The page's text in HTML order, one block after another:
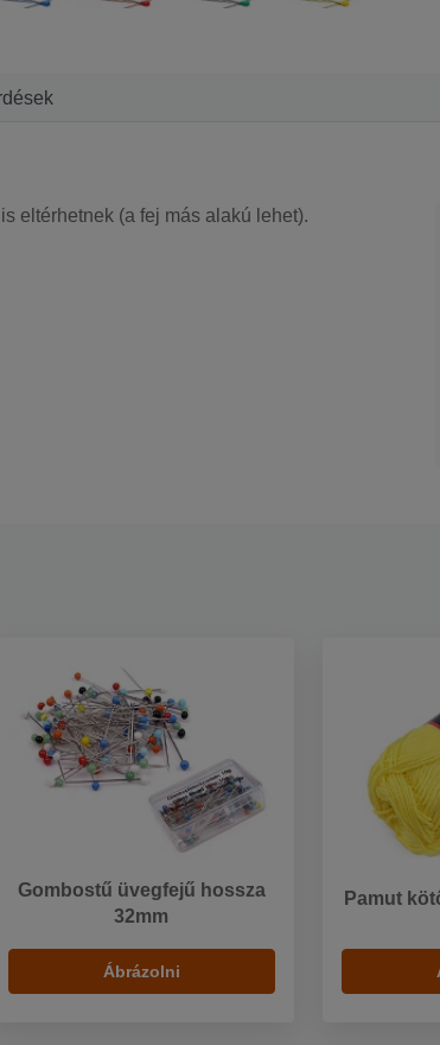
eltérhetnek (a fej más alakú lehet).
Gombostű üvegfejű hossza
32mm
Ábrázolni
Pamut